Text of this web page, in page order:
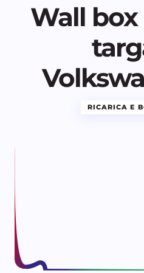
Wall
RICARICA E